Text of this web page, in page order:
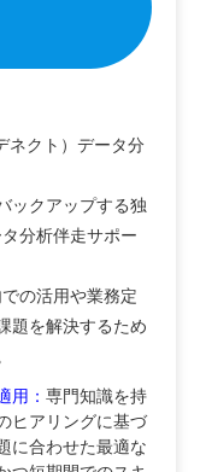
ネクト）データ分
ックアップする独
分析伴走サポー
の活用や業務定
題を解決するため
用： 専門知識を持
ヒアリングに基づ
に合わせた最適な